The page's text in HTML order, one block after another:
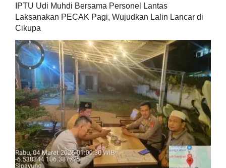
IPTU Udi Muhdi Bersama Personel Lantas
Laksanakan PECAK Pagi, Wujudkan Lalin Lancar di
Cikupa